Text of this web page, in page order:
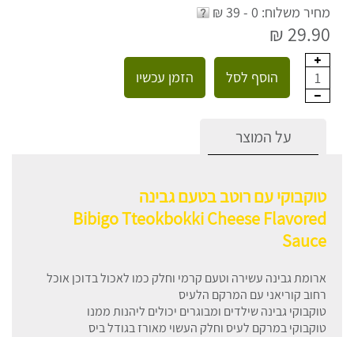
מחיר משלוח: 0 - 39 ₪
29.90 ₪
1 הוסף לסל הזמן עכשיו
על המוצר
טוקבוקי עם רוטב בטעם גבינה
Bibigo Tteokbokki Cheese Flavored
Sauce
ארומת גבינה עשירה וטעם קרמי וחלק כמו לאכול בדוכן אוכל
רחוב קוריאני עם המרקם הלעיס
טוקבוקי גבינה שילדים ומבוגרים יכולים ליהנות ממנו
טוקבוקי במרקם לעיס וחלק העשוי מאורז בגודל ביס